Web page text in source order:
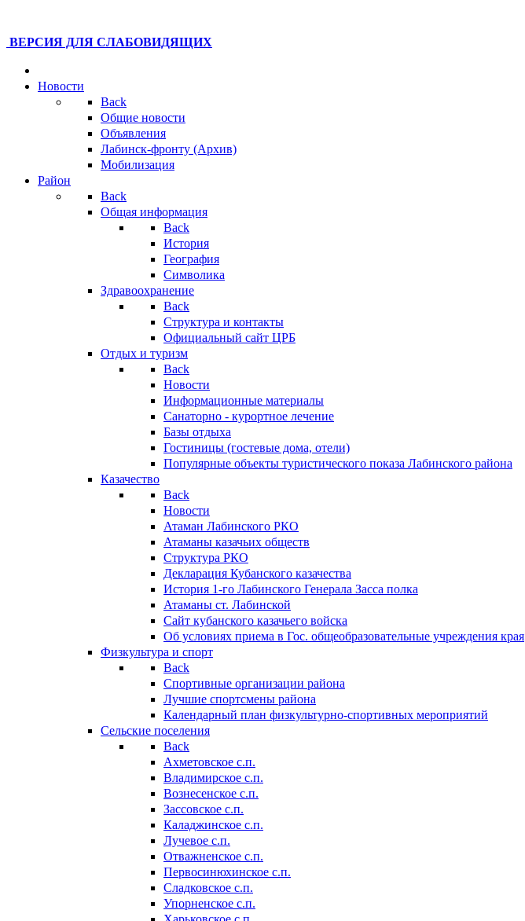
ВЕРСИЯ ДЛЯ СЛАБОВИДЯЩИХ
Новости
Back
Общие новости
Объявления
Лабинск-фронту (Архив)
Мобилизация
Район
Back
Общая информация
Back
История
География
Символика
Здравоохранение
Back
Структура и контакты
Официальный сайт ЦРБ
Отдых и туризм
Back
Новости
Информационные материалы
Санаторно - курортное лечение
Базы отдыха
Гостиницы (гостевые дома, отели)
Популярные объекты туристического показа Лабинского района
Казачество
Back
Новости
Атаман Лабинского РКО
Атаманы казачьих обществ
Структура РКО
Декларация Кубанского казачества
История 1-го Лабинского Генерала Засса полка
Атаманы ст. Лабинской
Cайт кубанского казачьего войска
Об условиях приема в Гос. общеобразовательные учреждения края
Физкультура и спорт
Back
Спортивные организации района
Лучшие спортсмены района
Календарный план физкультурно-спортивных мероприятий
Сельские поселения
Back
Ахметовское с.п.
Владимирское с.п.
Вознесенское с.п.
Зассовское с.п.
Каладжинское с.п.
Лучевое с.п.
Отважненское с.п.
Первосинюхинское с.п.
Сладковское с.п.
Упорненское с.п.